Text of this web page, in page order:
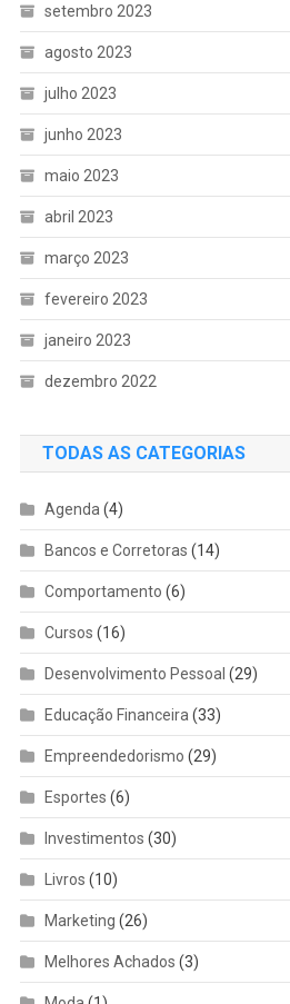
setembro 2023
agosto 2023
julho 2023
junho 2023
maio 2023
abril 2023
março 2023
fevereiro 2023
janeiro 2023
dezembro 2022
TODAS AS CATEGORIAS
Agenda (4)
Bancos e Corretoras (14)
Comportamento (6)
Cursos (16)
Desenvolvimento Pessoal (29)
Educação Financeira (33)
Empreendedorismo (29)
Esportes (6)
Investimentos (30)
Livros (10)
Marketing (26)
Melhores Achados (3)